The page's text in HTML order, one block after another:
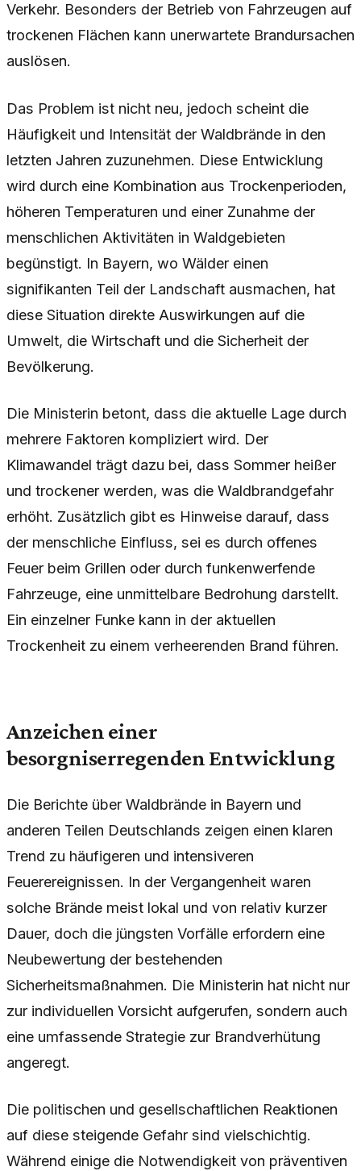
Verkehr. Besonders der Betrieb von Fahrzeugen auf
trockenen Flächen kann unerwartete Brandursachen
auslösen.
Das Problem ist nicht neu, jedoch scheint die
Häufigkeit und Intensität der Waldbrände in den
letzten Jahren zuzunehmen. Diese Entwicklung
wird durch eine Kombination aus Trockenperioden,
höheren Temperaturen und einer Zunahme der
menschlichen Aktivitäten in Waldgebieten
begünstigt. In Bayern, wo Wälder einen
signifikanten Teil der Landschaft ausmachen, hat
diese Situation direkte Auswirkungen auf die
Umwelt, die Wirtschaft und die Sicherheit der
Bevölkerung.
Die Ministerin betont, dass die aktuelle Lage durch
mehrere Faktoren kompliziert wird. Der
Klimawandel trägt dazu bei, dass Sommer heißer
und trockener werden, was die Waldbrandgefahr
erhöht. Zusätzlich gibt es Hinweise darauf, dass
der menschliche Einfluss, sei es durch offenes
Feuer beim Grillen oder durch funkenwerfende
Fahrzeuge, eine unmittelbare Bedrohung darstellt.
Ein einzelner Funke kann in der aktuellen
Trockenheit zu einem verheerenden Brand führen.
Anzeichen einer
besorgniserregenden Entwicklung
Die Berichte über Waldbrände in Bayern und
anderen Teilen Deutschlands zeigen einen klaren
Trend zu häufigeren und intensiveren
Feuerereignissen. In der Vergangenheit waren
solche Brände meist lokal und von relativ kurzer
Dauer, doch die jüngsten Vorfälle erfordern eine
Neubewertung der bestehenden
Sicherheitsmaßnahmen. Die Ministerin hat nicht nur
zur individuellen Vorsicht aufgerufen, sondern auch
eine umfassende Strategie zur Brandverhütung
angeregt.
Die politischen und gesellschaftlichen Reaktionen
auf diese steigende Gefahr sind vielschichtig.
Während einige die Notwendigkeit von präventiven